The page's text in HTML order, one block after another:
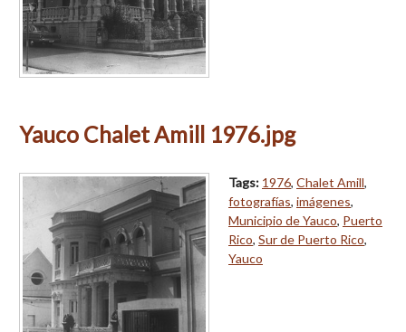
Yauco Chalet Amill 1976.jpg
Tags: 1976, Chalet Amill,
fotografías, imágenes,
Municipio de Yauco, Puerto
Rico, Sur de Puerto Rico,
Yauco